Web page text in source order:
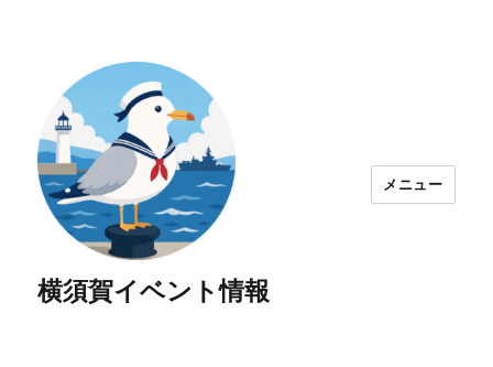
横須賀イベント情報
メニュー